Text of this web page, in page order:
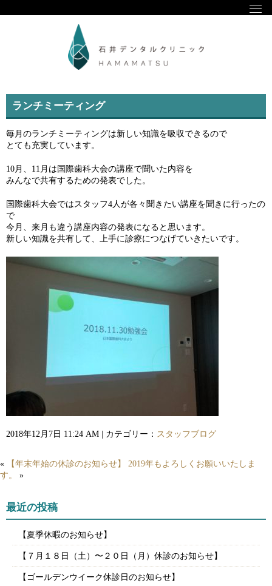
ランチミーティング
毎月のランチミーティングは新しい知識を吸収できるので
とても充実しています。
10月、11月は国際歯科大会の講座で聞いた内容を
みんなで共有するための発表でした。
国際歯科大会ではスタッフ4人が各々聞きたい講座を聞きに行ったの
で
今月、来月も違う講座内容の発表になると思います。
新しい知識を共有して、上手に診療につなげていきたいです。
2018年12月7日 11:24 AM | カテゴリー： スタッフブログ
« 【年末年始の休診のお知らせ】
2019年もよろしくお願いいたしま
す。
»
最近の投稿
【夏季休暇のお知らせ】
【７月１８日（土）〜２０日（月）休診のお知らせ】
【ゴールデンウイーク休診日のお知らせ】